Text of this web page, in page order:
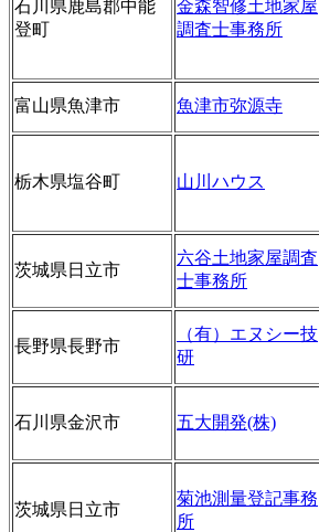
石川県鹿島郡中能
登町
金森智修土地家屋
調査士事務所
富山県魚津市 魚津市弥源寺
栃木県塩谷町 山川ハウス
茨城県日立市
六谷土地家屋調査
士事務所
長野県長野市
（有）エヌシー技
研
石川県金沢市 五大開発(株)
茨城県日立市
菊池測量登記事務
所